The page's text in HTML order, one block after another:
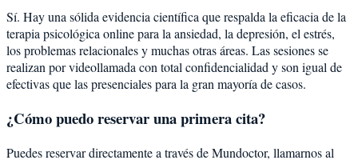
Sí. Hay una sólida evidencia científica que respalda la eficacia de la
terapia psicológica online para la ansiedad, la depresión, el estrés,
los problemas relacionales y muchas otras áreas. Las sesiones se
realizan por videollamada con total confidencialidad y son igual de
efectivas que las presenciales para la gran mayoría de casos.
¿Cómo puedo reservar una primera cita?
Puedes reservar directamente a través de Mundoctor, llamarnos al